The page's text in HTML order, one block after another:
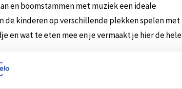
en boomstammen met muziek een ideale
de kinderen op verschillende plekken spelen met
en wat te eten mee en je vermaakt je hier de hele